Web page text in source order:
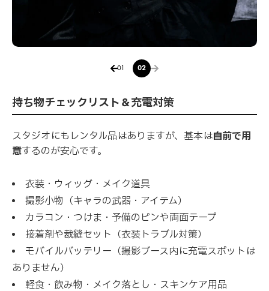
02
持ち物チェックリスト＆充電対策
スタジオにもレンタル品はありますが、基本は自前で用
意するのが安心です。
衣装・ウィッグ・メイク道具
撮影小物（キャラの武器・アイテム）
カラコン・つけま・予備のピンや両面テープ
接着剤や裁縫セット（衣装トラブル対策）
モバイルバッテリー（撮影ブース内に充電スポットは
ありません）
軽食・飲み物・メイク落とし・スキンケア用品